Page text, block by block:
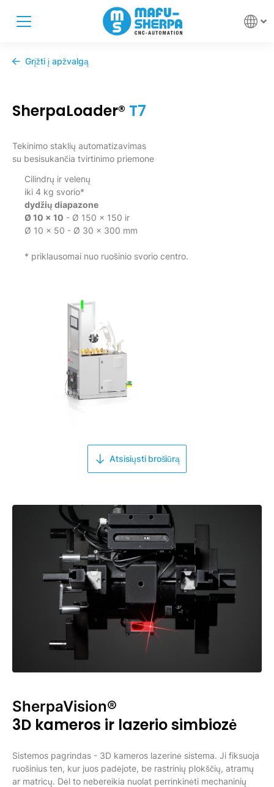
Grįžti į apžvalgą
SherpaLoader® T7
Tekinimo staklių automatizavimas
su besisukančia tvirtinimo priemone
Cilindrų ir velenų
iki 4 kg svorio*
dydžių diapazone
Ø 10 x 10 - Ø 150 x 150 ir
Ø 10 x 50 - Ø 30 x 300 mm
* priklausomai nuo ruošinio svorio centro.
Atsisiųsti brošiūrą
SherpaVision®
3D kameros ir lazerio simbiozė
Sistemos pagrindas - 3D kameros lazerinė sistema. Ji fiksuoja
ruošinius ten, kur juos padėjote, be rastrinių plokščių, atramų
ar matricų. Dėl to nebereikia nuolat perrinkinėti mechaninių